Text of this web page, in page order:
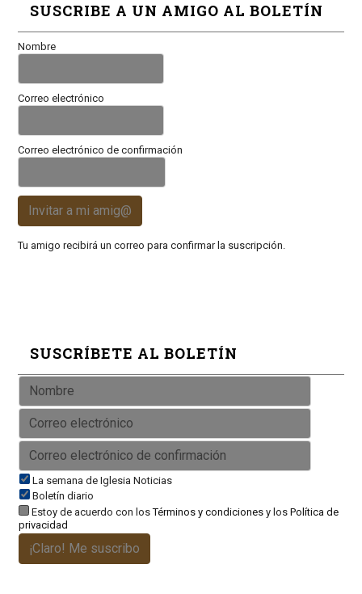
SUSCRIBE A UN AMIGO AL BOLETÍN
Nombre
Correo electrónico
Correo electrónico de confirmación
Invitar a mi amig@
Tu amigo recibirá un correo para confirmar la suscripción.
SUSCRÍBETE AL BOLETÍN
La semana de Iglesia Noticias
Boletín diario
Estoy de acuerdo con losTérminos y condicionesy los Política de
privacidad
¡Claro! Me suscribo